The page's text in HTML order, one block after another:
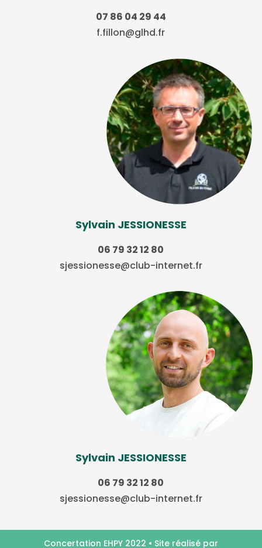
07 86 04 29 44
f.fillon@glhd.fr
Sylvain JESSIONESSE
06 79 32 12 80
sjessionesse@club-internet.fr
Sylvain JESSIONESSE
06 79 32 12 80
sjessionesse@club-internet.fr
Concertation EHPY 2022 • Site réalisé par